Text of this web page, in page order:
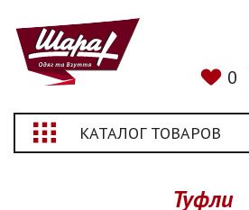
0
КАТАЛОГ ТОВАРОВ
Туфли